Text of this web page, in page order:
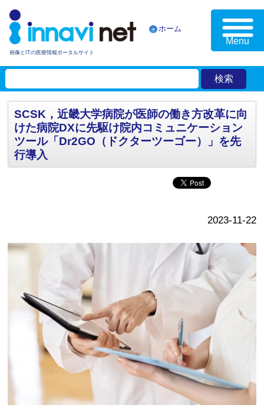
画像とITの医療情報ポータルサイト
ホーム
Menu
SCSK，近畿大学病院が医師の働き方改革に向
けた病院DXに先駆け院内コミュニケーション
ツール「Dr2GO（ドクターツーゴー）」を先
行導入
2023-11-22